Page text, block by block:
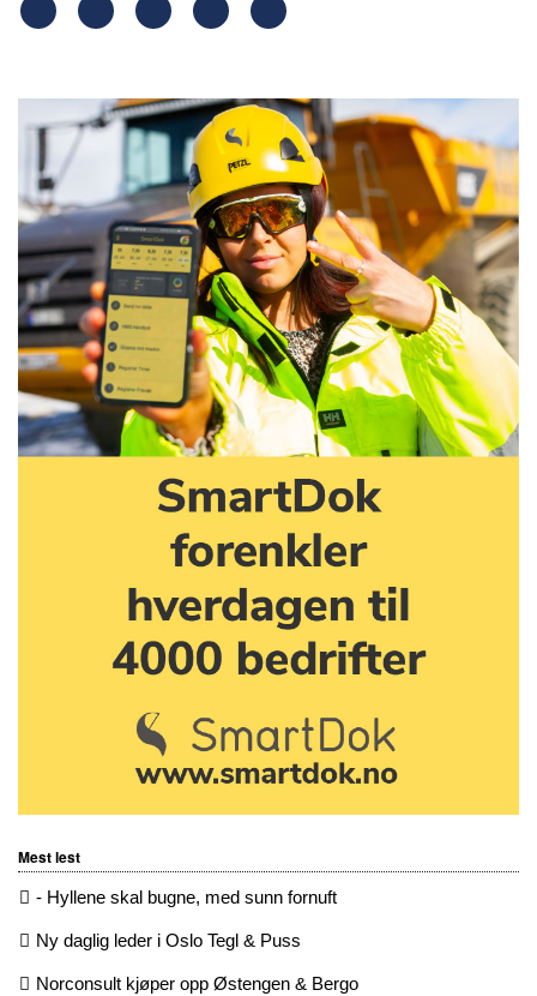
Mest lest
- Hyllene skal bugne, med sunn fornuft
Ny daglig leder i Oslo Tegl & Puss
Norconsult kjøper opp Østengen & Bergo